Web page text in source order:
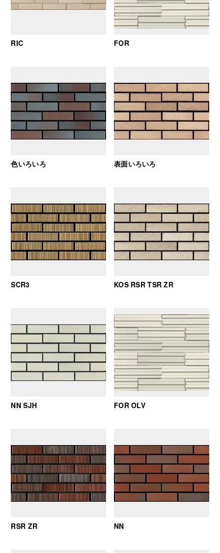
RIC FOR
色いろいろ 表面いろいろ
SCR3 KOS RSR TSR ZR
NN SJH FOR OLV
RSR ZR NN